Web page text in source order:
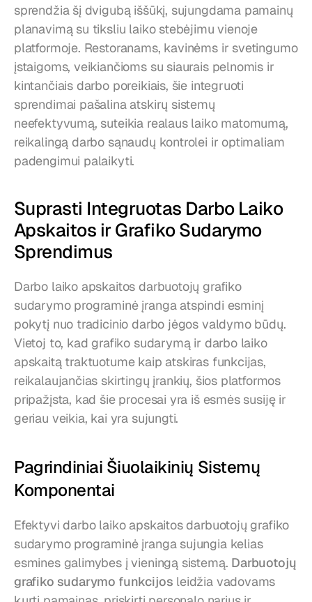
sprendžia šį dvigubą iššūkį, sujungdama pamainų
planavimą su tiksliu laiko stebėjimu vienoje
platformoje. Restoranams, kavinėms ir svetingumo
įstaigoms, veikiančioms su siaurais pelnomis ir
kintančiais darbo poreikiais, šie integruoti
sprendimai pašalina atskirų sistemų
neefektyvumą, suteikia realaus laiko matomumą,
reikalingą darbo sąnaudų kontrolei ir optimaliam
padengimui palaikyti.
Suprasti Integruotas Darbo Laiko
Apskaitos ir Grafiko Sudarymo
Sprendimus
Darbo laiko apskaitos darbuotojų grafiko
sudarymo programinė įranga atspindi esminį
pokytį nuo tradicinio darbo jėgos valdymo būdų.
Vietoj to, kad grafiko sudarymą ir darbo laiko
apskaitą traktuotume kaip atskiras funkcijas,
reikalaujančias skirtingų įrankių, šios platformos
pripažįsta, kad šie procesai yra iš esmės susiję ir
geriau veikia, kai yra sujungti.
Pagrindiniai Šiuolaikinių Sistemų
Komponentai
Efektyvi darbo laiko apskaitos darbuotojų grafiko
sudarymo programinė įranga sujungia kelias
esmines galimybes į vieningą sistemą. Darbuotojų
grafiko sudarymo funkcijos leidžia vadovams